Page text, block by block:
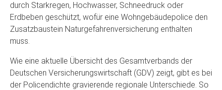
durch Starkregen, Hochwasser, Schneedruck oder
Erdbeben geschützt, wofür eine Wohngebäudepolice den
Zusatzbaustein Naturgefahrenversicherung enthalten
muss.
Wie eine aktuelle Übersicht des Gesamtverbands der
Deutschen Versicherungswirtschaft (GDV) zeigt, gibt es bei
der Policendichte gravierende regionale Unterschiede. So